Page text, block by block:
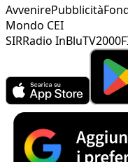
AvvenirePubblicità
Mondo CEI
SIRRadio InBluTV2000